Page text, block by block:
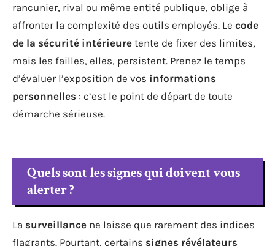
rancunier, rival ou même entité publique, oblige à
affronter la complexité des outils employés. Le code
de la sécurité intérieure tente de fixer des limites,
mais les failles, elles, persistent. Prenez le temps
d’évaluer l’exposition de vos informations
personnelles : c’est le point de départ de toute
démarche sérieuse.
Quels sont les signes qui doivent vous
alerter ?
La surveillance ne laisse que rarement des indices
flagrants. Pourtant, certains signes révélateurs